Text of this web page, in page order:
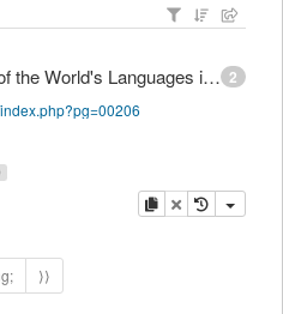
2
UNESCO Interactive Atlas of the World's Languages in Danger
копировать
удалить
⟩⟩